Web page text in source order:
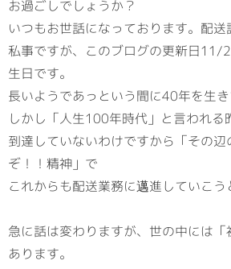
お過ごしでしょうか？
いつもお世話になっております。配送
私事ですが、このブログの更新日11/
生日です。
長いようであっという間に40年を生き
しかし「人生100年時代」と言われる
到達していないわけですから「その
ぞ！！精神」で
これからも配送業務に邁進していこう
急に話は変わりますが、世の中には
あります。